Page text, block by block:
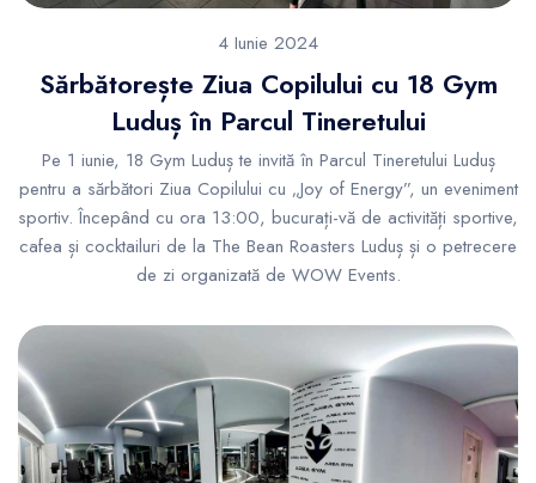
4 Iunie 2024
Sărbătorește Ziua Copilului cu 18 Gym
Luduș în Parcul Tineretului
Pe 1 iunie, 18 Gym Luduș te invită în Parcul Tineretului Luduș
pentru a sărbători Ziua Copilului cu „Joy of Energy”, un eveniment
sportiv. Începând cu ora 13:00, bucurați-vă de activități sportive,
cafea și cocktailuri de la The Bean Roasters Luduș și o petrecere
de zi organizată de WOW Events.